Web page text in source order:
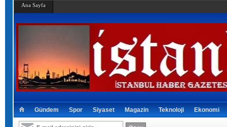
Ana Sayfa
Gündem Spor Siyaset Magazin Teknoloji Ekonomi